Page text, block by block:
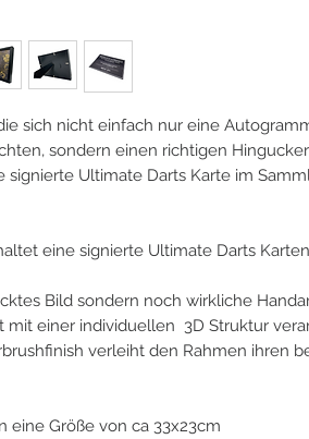
sich nicht einfach nur eine
sondern einen richtigen
signierte Ultimate Darts Karte im
eine signierte Ultimate Darts
Bild sondern noch wirkliche
mit einer individuellen 3D Struktur
verleiht den Rahmen ihren
eine Größe von ca 33x23cm